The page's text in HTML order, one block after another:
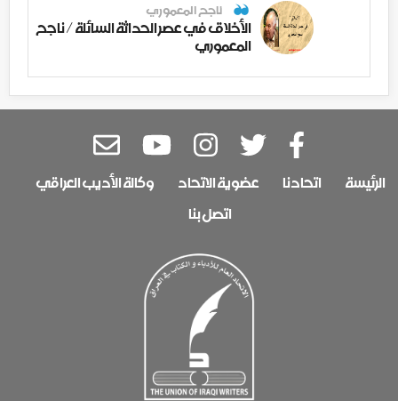
ناجح المعموري
الأخلاق في عصر الحداثة السائلة / ناجح
المعموري
الرئيسة اتحادنا عضوية الاتحاد
وكالة الأديب العراقي
اتصل بنا